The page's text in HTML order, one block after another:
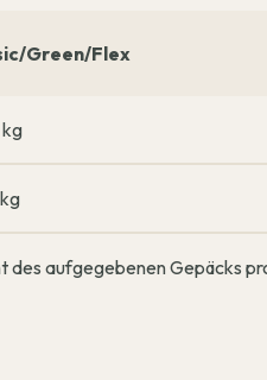
Green/Flex
aufgegebenen Gepäcks